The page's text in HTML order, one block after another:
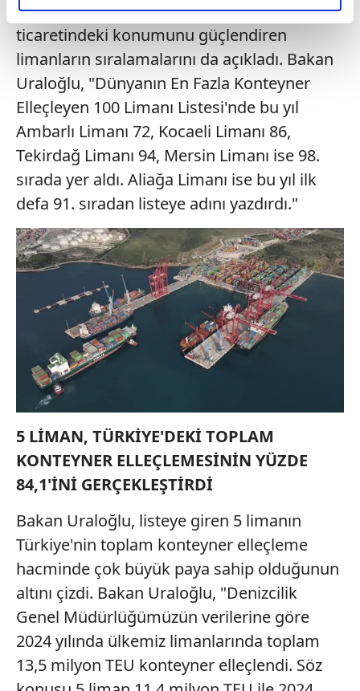
elimizden gelen çabayı gösterdiğimizi ve bu noktada,
reklamların maliyetlerimizi karşılamak noktasında tek gelir
kalemimiz olduğunu sizlere hatırlatmak isteriz.
Her halükârda, kullanıcılar, bu çerezlere izin vermedikleri
takdirde, kullanıcılara hedefli reklamlar
gösterilmeyecektir."
Sizlere daha iyi bir hizmet sunabilmek için İnternet
Sitemizde kendimize ve üçüncü kişilere ait çerezler
kullanılmaktadır. Bu çerezler vasıtasıyla çeşitli kişisel
toplumu hizmetlerinin sunulması amacıyla
kullanılmaktadır. Diğer çerezler, sitemizin daha işlevsel
kılınması ve kişiselleştirilmesi ve sizlere yönelik
reklam/pazarlama faaliyetlerinin yapılması, amaçlarıyla
sınırlı olarak açık rızanız dahilinde kullanılacaktır.
Çerezlere ilişkin tercihlerinizi aşağıda yer alan panel
vasıtasıyla belirleyebilirsiniz. Çerezlere ilişkin detaylı bilgi
için Ayarlar butonuna tıklayabilir,
Metnimiziziyaret edebilirsiniz.
6698 sayılı Kişisel Verilerin Korunması Kanunu uyarınca
hazırlanmış Aydınlatma Metnimizi okumak ve sitemizde
ilgili mevzuata uygun olarak kullanılan çerezlerle ilgili bilgi
Uraloğlu, Türkiye'nin dünya deniz
ticaretindeki konumunu güçlendiren
limanların sıralamalarını da açıkladı. Bakan
Uraloğlu, "Dünyanın En Fazla Konteyner
Elleçleyen 100 Limanı Listesi'nde bu yıl
Ambarlı Limanı 72, Kocaeli Limanı 86,
Tekirdağ Limanı 94, Mersin Limanı ise 98.
sırada yer aldı. Aliağa Limanı ise bu yıl ilk
defa 91. sıradan listeye adını yazdırdı."
5 LİMAN, TÜRKİYE'DEKİ TOPLAM
KONTEYNER ELLEÇLEMESİNİN YÜZDE
84,1'İNİ GERÇEKLEŞTİRDİ
Bakan Uraloğlu, listeye giren 5 limanın
Türkiye'nin toplam konteyner elleçleme
hacminde çok büyük paya sahip olduğunun
altını çizdi. Bakan Uraloğlu, "Denizcilik
Genel Müdürlüğümüzün verilerine göre
2024 yılında ülkemiz limanlarında toplam
13,5 milyon TEU konteyner elleçlendi. Söz